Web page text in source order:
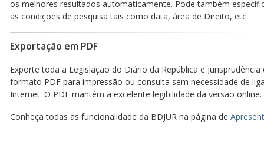
os melhores resultados automaticamente. Pode também
as condições de pesquisa tais como data, área de Direito, etc.
Exportação em PDF
Exporte toda a Legislação do Diário da República e Jurisprudência
formato PDF para impressão ou consulta sem necessidade de
Internet. O PDF mantém a excelente legibilidade da versão online.
Conheça todas as funcionalidade da BDJUR na página de